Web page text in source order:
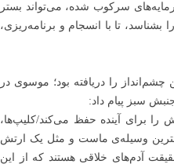
سرکوب شده، می‌تواند بستر
تا با انسجام و برنامه‌ریزی،
را دریافته بود؛ موسوی در
سبز پیام داد:
را برای آینده حفظ می‌کند/کلیپ‌ها،
وسیله‌ی ماست و مثل یک ارتش
آدم‌های خلاقی هستند که از این